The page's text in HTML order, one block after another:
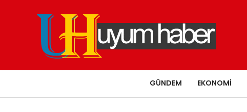
GÜNDEM EKONOMI